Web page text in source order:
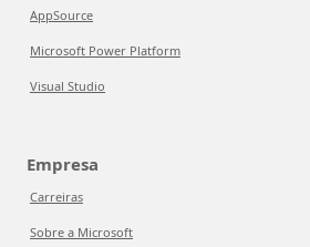
AppSource
Microsoft Power Platform
Visual Studio
Empresa
Carreiras
Sobre a Microsoft